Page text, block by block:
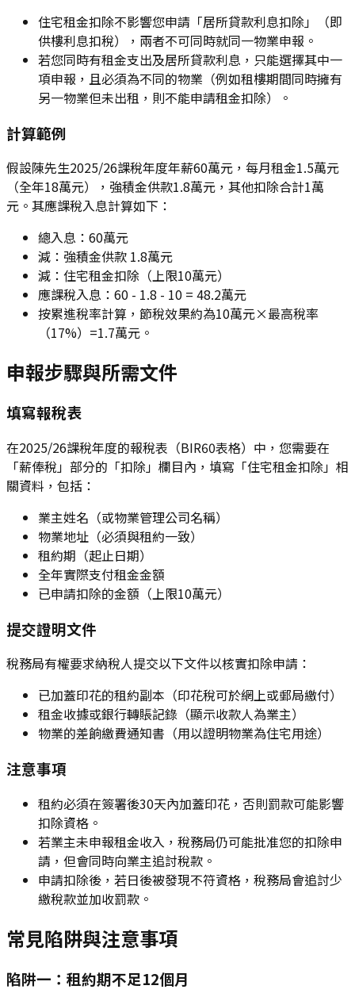
住宅租金扣除不影響您申請「居所貸款利息扣除」（即
供樓利息扣稅），兩者不可同時就同一物業申報。
若您同時有租金支出及居所貸款利息，只能選擇其中一
項申報，且必須為不同的物業（例如租樓期間同時擁有
另一物業但未出租，則不能申請租金扣除）。
計算範例
假設陳先生2025/26課稅年度年薪60萬元，每月租金1.5萬元
（全年18萬元），強積金供款1.8萬元，其他扣除合計1萬
元。其應課稅入息計算如下：
總入息：60萬元
減：強積金供款 1.8萬元
減：住宅租金扣除（上限10萬元）
應課稅入息：60 - 1.8 - 10 = 48.2萬元
按累進稅率計算，節稅效果約為10萬元×最高稅率
（17%）=1.7萬元。
申報步驟與所需文件
填寫報稅表
在2025/26課稅年度的報稅表（BIR60表格）中，您需要在
「薪俸稅」部分的「扣除」欄目內，填寫「住宅租金扣除」相
關資料，包括：
業主姓名（或物業管理公司名稱）
物業地址（必須與租約一致）
租約期（起止日期）
全年實際支付租金金額
已申請扣除的金額（上限10萬元）
提交證明文件
稅務局有權要求納稅人提交以下文件以核實扣除申請：
已加蓋印花的租約副本（印花稅可於網上或郵局繳付）
租金收據或銀行轉賬記錄（顯示收款人為業主）
物業的差餉繳費通知書（用以證明物業為住宅用途）
注意事項
租約必須在簽署後30天內加蓋印花，否則罰款可能影響
扣除資格。
若業主未申報租金收入，稅務局仍可能批准您的扣除申
請，但會同時向業主追討稅款。
申請扣除後，若日後被發現不符資格，稅務局會追討少
繳稅款並加收罰款。
常見陷阱與注意事項
陷阱一：租約期不足12個月